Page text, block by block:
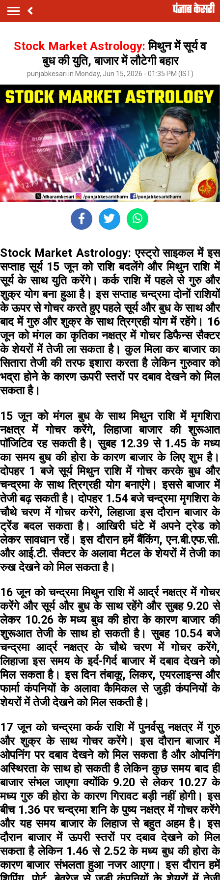
Stock Market Astrology:मिथुन में सूर्य व
बुध की युति, बाजार में लौटेगी बहार
punjabkesari.in Monday, Jun 15, 2026 - 01:35 PM (IST)
Stock Market Astrology:एस्ट्रो साइकल में इस
सप्ताह सूर्य 15 जून को राशि बदलेंगे और मिथुन राशि में
सूर्य के साथ युति करेंगे। कर्क राशि में पहले से गुरु और
शुक्र योग बना हुआ है। इस सप्ताह चन्द्रमा दोनों राशियों
के ऊपर से गोचर करते हुए पहले सूर्य और बुध के साथ और
बाद में गुरु और शुक्र के साथ त्रिग्रही योग में रहेंगे। 16
जून को मंगल का कृतिका नक्षत्र में गोचर डिफैन्स सैक्टर
के शेयरों में तेजी ला सकता है। कुल मिला कर बाजार का
सितारा तेजी की तरफ इशारा करता है लेकिन गुरुवार को
भद्रा होने के कारण ऊपरी स्तरों पर दबाव देखने को मिल
सकता है।
15 जूनको मंगल बुध के साथ मिथुन राशि में मृगशिरा
नक्षत्र में गोचर करेंगे, लिहाजा बाजार की शुरूआत
पॉजिटिव रह सकती है। सुबह 12.39 से 1.45 के मध्य
का समय बुध की होरा के कारण बाजार के लिए शुभ है।
दोपहर 1 बजे सूर्य मिथुन राशि में गोचर करके बुध और
चन्द्रमा के साथ त्रिग्रही योग बनाएंगे। इससे बाजार में
तेजी बढ़ सकती है। दोपहर 1.54 बजे चन्द्रमा मृगशिरा के
चौथे चरण में गोचर करेंगे, लिहाजा इस दौरान बाजार के
ट्रेंड बदल सकता है। आखिरी घंटे में अपने ट्रेड को
लेकर सावधान रहें। इस दौरान हमें बैंकिंग, एन.बी.एफ.सी.
और आई.टी. सैक्टर के अलावा मैटल के शेयरों में तेजी का
रुख देखने को मिल सकता है।
16 जूनको चन्द्रमा मिथुन राशि में आर्द्र नक्षत्र में गोचर
करेंगे और सूर्य और बुध के साथ रहेंगे और सुबह 9.20 से
लेकर 10.26 के मध्य बुध की होरा के कारण बाजार की
शुरूआत तेजी के साथ हो सकती है। सुबह 10.54 बजे
चन्द्रमा आर्द्र नक्षत्र के चौथे चरण में गोचर करेंगे,
लिहाजा इस समय के इर्द-गिर्द बाजार में दबाव देखने को
मिल सकता है। इस दिन तंबाकू, लिकर, एयरलाइन्स और
फार्मा कंपनियों के अलावा कैमिकल से जुड़ी कंपनियों के
शेयरों में तेजी देखने को मिल सकती है।
17 जूनको चन्द्रमा कर्क राशि में पुनर्वसु नक्षत्र में गुरु
और शुक्र के साथ गोचर करेंगे। इस दौरान बाजार में
ओपनिंग पर दबाव देखने को मिल सकता है और ओपनिंग
अस्थिरता के साथ हो सकती है लेकिन कुछ समय बाद ही
बाजार संभल जाएगा क्योंकि 9.20 से लेकर 10.27 के
मध्य गुरु की होरा के कारण गिरावट बड़ी नहीं होगी। इस
बीच 1.36 पर चन्द्रमा शनि के पुष्य नक्षत्र में गोचर करेंगे
और यह समय बाजार के लिहाज से बहुत अहम है। इस
दौरान बाजार में ऊपरी स्तरों पर दबाव देखने को मिल
सकता है लेकिन 1.46 से 2.52 के मध्य बुध की होरा के
कारण बाजार संभलता हुआ नजर आएगा। इस दौरान हमें